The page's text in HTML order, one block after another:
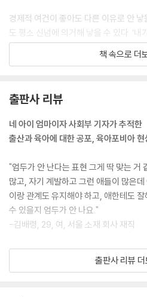
경제적 여건이 좋아도 다른 이유로 안
도 평소 신념에 의거해 낳을 수 있다. ‘내
대한 개개인의 기준은 다 다르다. 우리
리 문제 때문에 아이를 낳지 않는다고
돌아왔다」 중에서
특히 많은 사람이 쓰는 표현 가운데 눈에
두가 안 난다”와 같은 표현이다. 외국인
국인들을 인터뷰할 때는 쉬이 들을 수 없
이 많이 든다”라고 구체적으로 어려움
는 게 무섭다거나 감히 할 수 없는 일이
--- 「1부 아이 키우기 무서운 나라 「아
상, 육아포비아」 중에서
육아에 대한 인식이 부정적이라면, 아무
치지 못할 수밖에 없다. 저출산 속도를
시간을 벌기 위해서는 무엇보다 육아에
책 속으로 더
출판사 리뷰
네 아이 엄마이자 사회부 기자가 추적한
출산과 육아에 대한 공포, 육아포비아 현
"엄두가 안 난다는 표현 그게 딱 맞는 거
많고, 자기 계발하고 그런 애들이 많은
이랑 관계도 유지해야 하고, 애한테도
수 있을지 엄두가 안 나요."
-김배령, 29, 여, 서울 소재 회사 재직
우리나라가 위기라는 사실을 모르는 사
23년 한국의 합계출산율을 접한 조앤
출판사 리뷰 더